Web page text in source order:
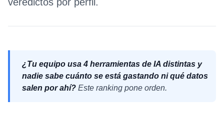
¿Tu equipo usa 4 herramientas de IA distintas y
nadie sabe cuánto se está gastando ni qué datos
salen por ahí? Este ranking pone orden.